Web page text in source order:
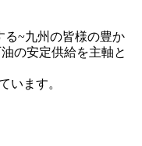
る~九州の皆様の豊か
の安定供給を主軸と
います。